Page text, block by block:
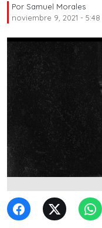
Por Samuel Morales
noviembre 9, 2021 -